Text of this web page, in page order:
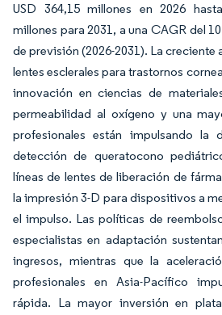
USD 364,15 millones en 2026
millones para 2031, a una CAGR del
de previsión (2026-2031). La creciente
lentes esclerales para trastornos
innovación en ciencias de
permeabilidad al oxígeno y una
profesionales están impulsando la
detección de queratocono
líneas de lentes de liberación de
la impresión 3-D para dispositivos a
el impulso. Las políticas de
especialistas en adaptación
ingresos, mientras que la
profesionales en Asia-Pacífico
rápida. La mayor inversión en